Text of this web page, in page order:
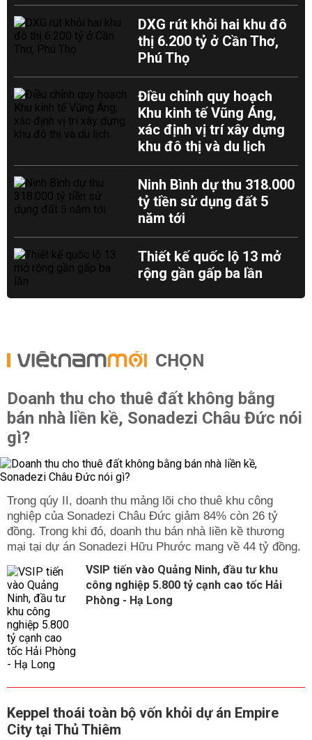
DXG rút khỏi hai khu đô
thị 6.200 tỷ ở Cần Thơ,
Phú Thọ
Điều chỉnh quy hoạch
Khu kinh tế Vũng Áng,
xác định vị trí xây dựng
khu đô thị và du lịch
Ninh Bình dự thu 318.000
tỷ tiền sử dụng đất 5
năm tới
Thiết kế quốc lộ 13 mở
rộng gần gấp ba lần
CHỌN
Doanh thu cho thuê đất không bằng
bán nhà liền kề, Sonadezi Châu Đức nói
gì?
Trong qúy II, doanh thu mảng lõi cho thuê khu công
nghiệp của Sonadezi Châu Đức giảm 84% còn 26 tỷ
đồng. Trong khi đó, doanh thu bán nhà liền kề thương
mại tại dự án Sonadezi Hữu Phước mang về 44 tỷ đồng.
VSIP tiến vào Quảng Ninh, đầu tư khu
công nghiệp 5.800 tỷ cạnh cao tốc Hải
Phòng - Hạ Long
Keppel thoái toàn bộ vốn khỏi dự án Empire
City tại Thủ Thiêm